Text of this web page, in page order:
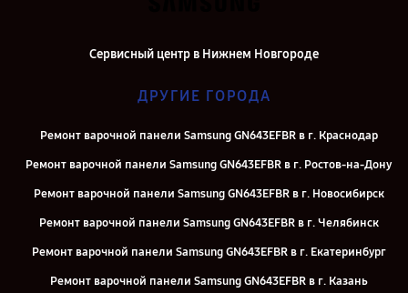
Сервисный центр в Нижнем Новгороде
ДРУГИЕ ГОРОДА
Ремонт варочной панели Samsung GN643EFBR в г. Краснодар
Ремонт варочной панели Samsung GN643EFBR в г. Ростов-на-Дону
Ремонт варочной панели Samsung GN643EFBR в г. Новосибирск
Ремонт варочной панели Samsung GN643EFBR в г. Челябинск
Ремонт варочной панели Samsung GN643EFBR в г. Екатеринбург
Ремонт варочной панели Samsung GN643EFBR в г. Казань